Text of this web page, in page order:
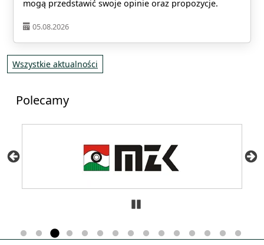
mogą przedstawić swoje opinie oraz propozycje.
05.08.2026
Wszystkie aktualności
Polecamy
Zatrzymaj